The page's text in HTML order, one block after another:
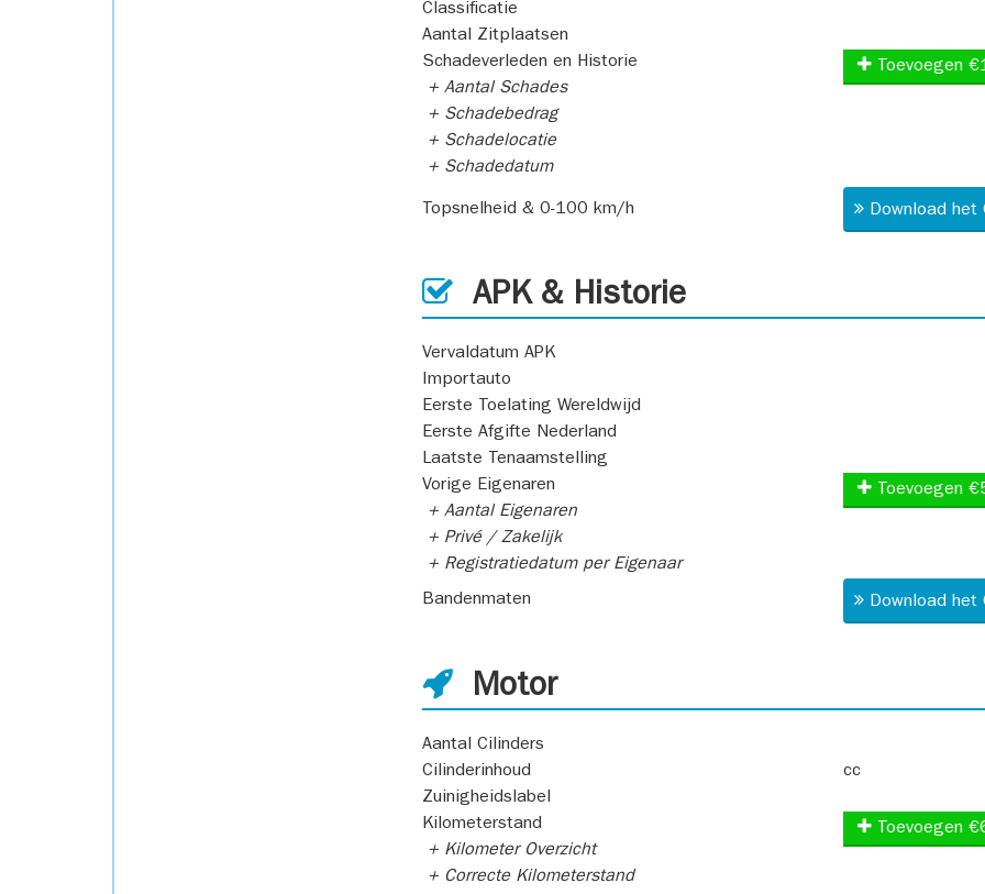
Classificatie
Aantal Zitplaatsen
Schadeverleden en Historie
+ Aantal Schades
+ Schadebedrag
+ Schadelocatie
+ Schadedatum
Toevoegen
Topsnelheid & 0-100 km/h Download
APK & Historie
Vervaldatum APK
Importauto
Eerste Toelating Wereldwijd
Eerste Afgifte Nederland
Laatste Tenaamstelling
Vorige Eigenaren
+ Aantal Eigenaren
+ Privé / Zakelijk
+ Registratiedatum per Eigenaar
Toevoegen
Bandenmaten Download
Motor
Aantal Cilinders
Cilinderinhoud
cc
Zuinigheidslabel
Kilometerstand
+ Kilometer Overzicht
+ Correcte Kilometerstand
Toevoegen